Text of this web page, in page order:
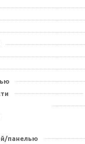
панелью